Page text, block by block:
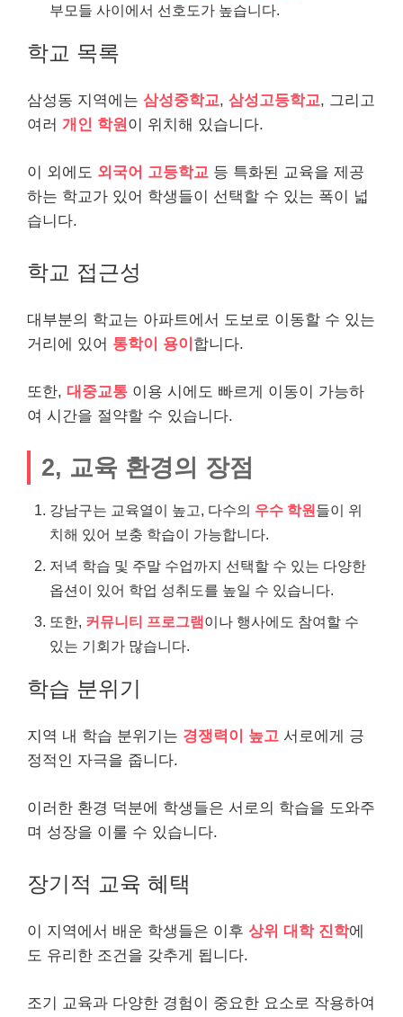
부모들 사이에서 선호도가 높습니다.
학교 목록
삼성동 지역에는 삼성중학교, 삼성고등학교, 그리고
여러 개인 학원이 위치해 있습니다.
이 외에도 외국어 고등학교 등 특화된 교육을 제공
하는 학교가 있어 학생들이 선택할 수 있는 폭이 넓
습니다.
학교 접근성
대부분의 학교는 아파트에서 도보로 이동할 수 있는
거리에 있어 통학이 용이 합니다.
또한, 대중교통 이용 시에도 빠르게 이동이 가능하
여 시간을 절약할 수 있습니다.
2, 교육 환경의 장점
강남구는 교육열이 높고, 다수의 우수 학원들이 위
치해 있어 보충 학습이 가능합니다.
저녁 학습 및 주말 수업까지 선택할 수 있는 다양한
옵션이 있어 학업 성취도를 높일 수 있습니다.
또한, 커뮤니티 프로그램이나 행사에도 참여할 수
있는 기회가 많습니다.
학습 분위기
지역 내 학습 분위기는 경쟁력이 높고 서로에게 긍
정적인 자극을 줍니다.
이러한 환경 덕분에 학생들은 서로의 학습을 도와주
며 성장을 이룰 수 있습니다.
장기적 교육 혜택
이 지역에서 배운 학생들은 이후 상위 대학 진학에
도 유리한 조건을 갖추게 됩니다.
조기 교육과 다양한 경험이 중요한 요소로 작용하여